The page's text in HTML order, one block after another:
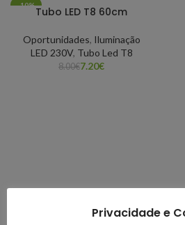
-10%Tubo LED T8 60cm
Oportunidades, Iluminação
LED 230V, Tubo Led T8
8.00€7.20€
Privacidade e